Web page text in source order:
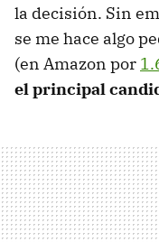
la decisión. Sin
se me hace algo
(en Amazon por
el principal